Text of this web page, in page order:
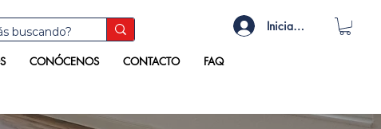
Iniciar sesión
CONÓCENOS CONTACTO FAQ